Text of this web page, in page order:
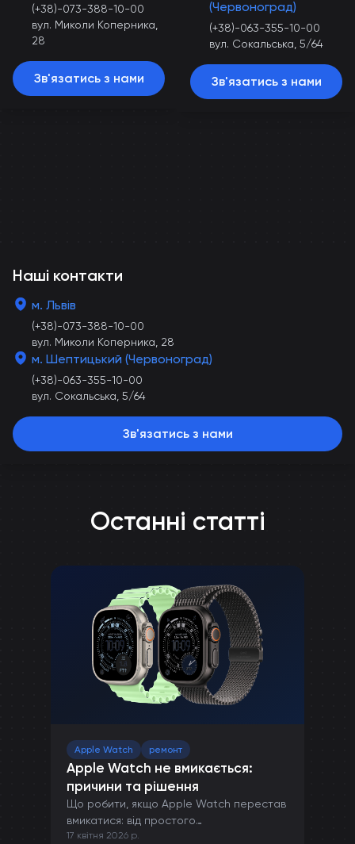
(+38)-073-388-10-00
вул. Миколи Коперника,
28
Зв'язатись з нами
(Червоноград)
(+38)-063-355-10-00
вул. Сокальська, 5/64
Зв'язатись з нами
Наші контакти
м. Львів
(+38)-073-388-10-00
вул. Миколи Коперника, 28
м. Шептицький (Червоноград)
(+38)-063-355-10-00
вул. Сокальська, 5/64
Зв'язатись з нами
Останні статті
Apple Watch ремонт
Apple Watch не вмикається:
причини та рішення
Що робити, якщо Apple Watch перестав
вмикатися: від простого
перезавантаження до ремонту в сервісі.
17 квітня 2026 р.